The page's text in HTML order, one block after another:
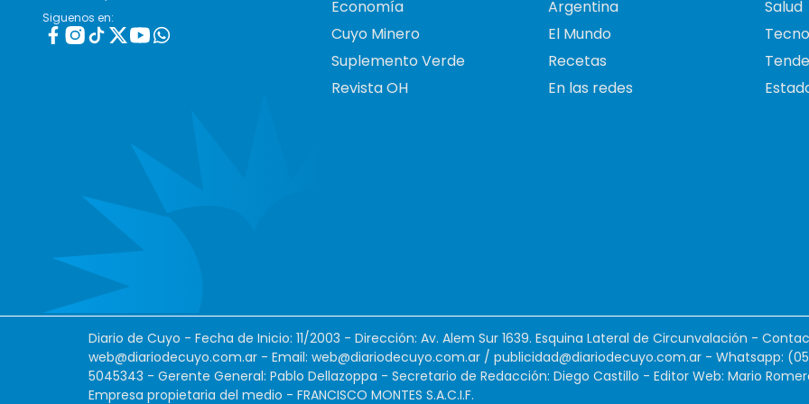
Siguenos en:
Economía
Cuyo Minero
Suplemento Verde
Revista OH
Argentina
El Mundo
Recetas
En las redes
Salud
Diario de Cuyo - Fecha de Inicio: 11/2003 - Dirección: Av. Alem Sur 1639. Esquina Lateral de Circunvalación -
web@diariodecuyo.com.ar - Email: web@diariodecuyo.com.ar / publicidad@diariodecuyo.com.ar - Whatsapp:
5045343 - Gerente General: Pablo Dellazoppa - Secretario de Redacción: Diego Castillo - Editor Web: Mario
Empresa propietaria del medio - FRANCISCO MONTES S.A.C.I.F.